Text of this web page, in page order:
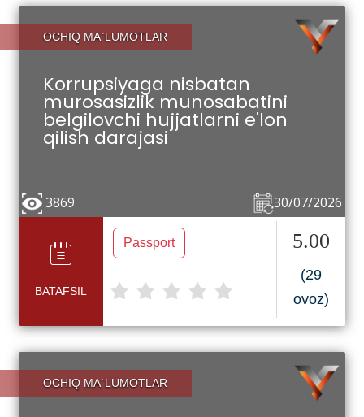
OCHIQ MA`LUMOTLAR
Korrupsiyaga nisbatan
murosasizlik munosabatini
belgilovchi hujjatlarni e'lon
qilish darajasi
30/07/2026
3869
BATAFSIL
Passport 5.00
(29
ovoz)
OCHIQ MA`LUMOTLAR